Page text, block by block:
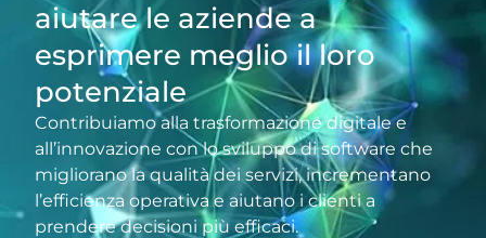
aiutare le aziende a
esprimere meglio il loro
potenziale
Contribuiamo alla trasformazione digitale e
all’innovazione con lo sviluppo di software che
migliorano la qualità dei servizi, incrementano
l’efficienza operativa e aiutano i clienti a
prendere decisioni più efficaci.